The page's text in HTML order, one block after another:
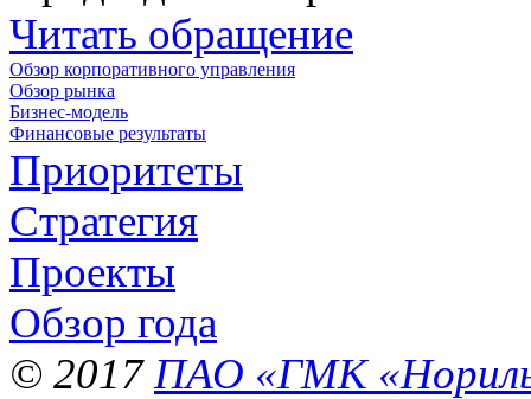
Читать обращение
Обзор корпоративного управления
Обзор рынка
Бизнес-модель
Финансовые результаты
Приоритеты
Стратегия
Проекты
Обзор года
© 2017 ПАО «ГМК